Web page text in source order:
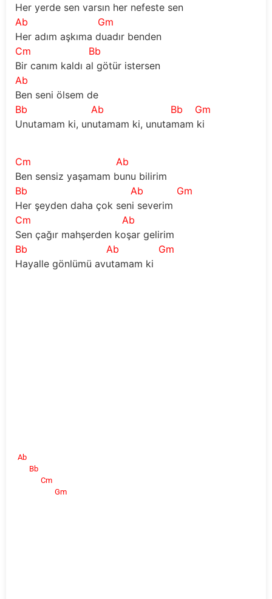
Her yerde sen varsın her nefeste sen
Ab
Gm
Her adım aşkıma duadır benden
Cm
Bb
Bir canım kaldı al götür istersen
Ab
Ben seni ölsem de
Bb
Ab Bb
Gm
Unutamam ki, unutamam ki, unutamam ki
Cm
Ab
Ben sensiz yaşamam bunu bilirim
Bb
Ab
Gm
Her şeyden daha çok seni severim
Cm
Ab
Sen çağır mahşerden koşar gelirim
Bb
Ab
Gm
Hayalle gönlümü avutamam ki
Ab
Bb
Cm
Gm